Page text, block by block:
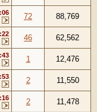
72
88,769
46
62,562
1
12,476
2
11,550
2
11,478